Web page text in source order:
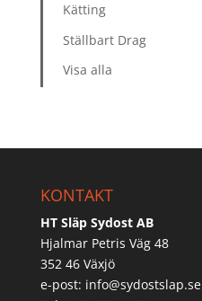
Kätting
Ställbart Drag
Visa alla
KONTAKT
HT Släp Sydost AB
Hjalmar Petris Väg 48
352 46 Växjö
e-post: info@sydostslap.se